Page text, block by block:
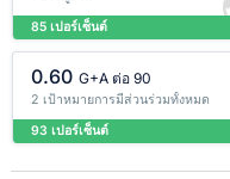
85 เปอร์เซ็นต์
0.60 G+A ต่อ 90
2 เป้าหมายการมีส่วนร่วมทั้งหมด
93 เปอร์เซ็นต์